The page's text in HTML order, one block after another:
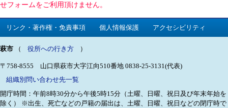
せフォームをご利用頂けません。
リンク・著作権・免責事項 個人情報保護 アクセシビリティ
萩市 （ 役所への行き方 ）
〒758-8555 山口県萩市大字江向510番地 0838-25-3131(代表)
組織別問い合わせ先一覧
開庁時間：午前8時30分から午後5時15分（土曜、日曜、祝日及び年末年始を
除く）
※出生、死亡などの戸籍の届出は、土曜、日曜、祝日などの閉庁時で